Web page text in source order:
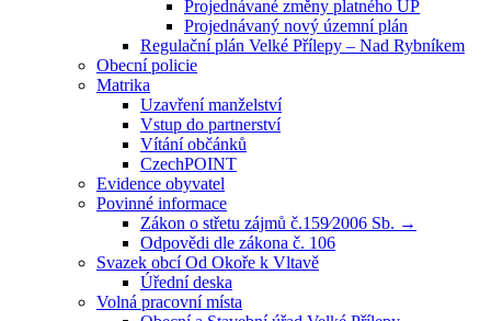
Projednávané změny platného ÚP
Projednávaný nový územní plán
Regulační plán Velké Přílepy – Nad Rybníkem
Obecní policie
Matrika
Uzavření manželství
Vstup do partnerství
Vítání občánků
CzechPOINT
Evidence obyvatel
Povinné informace
Zákon o střetu zájmů č.159⁄2006 Sb. →
Odpovědi dle zákona č. 106
Svazek obcí Od Okoře k Vltavě
Úřední deska
Volná pracovní místa